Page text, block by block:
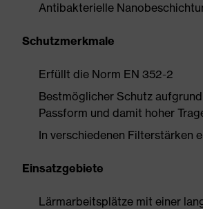
Antibakterielle
Schutzmerkmale
Erfüllt die Norm EN 352-2
Bestmöglicher Schutz
Passform und damit hoher
In verschiedenen Filterstärken
Einsatzgebiete
Lärmarbeitsplätze mit einer